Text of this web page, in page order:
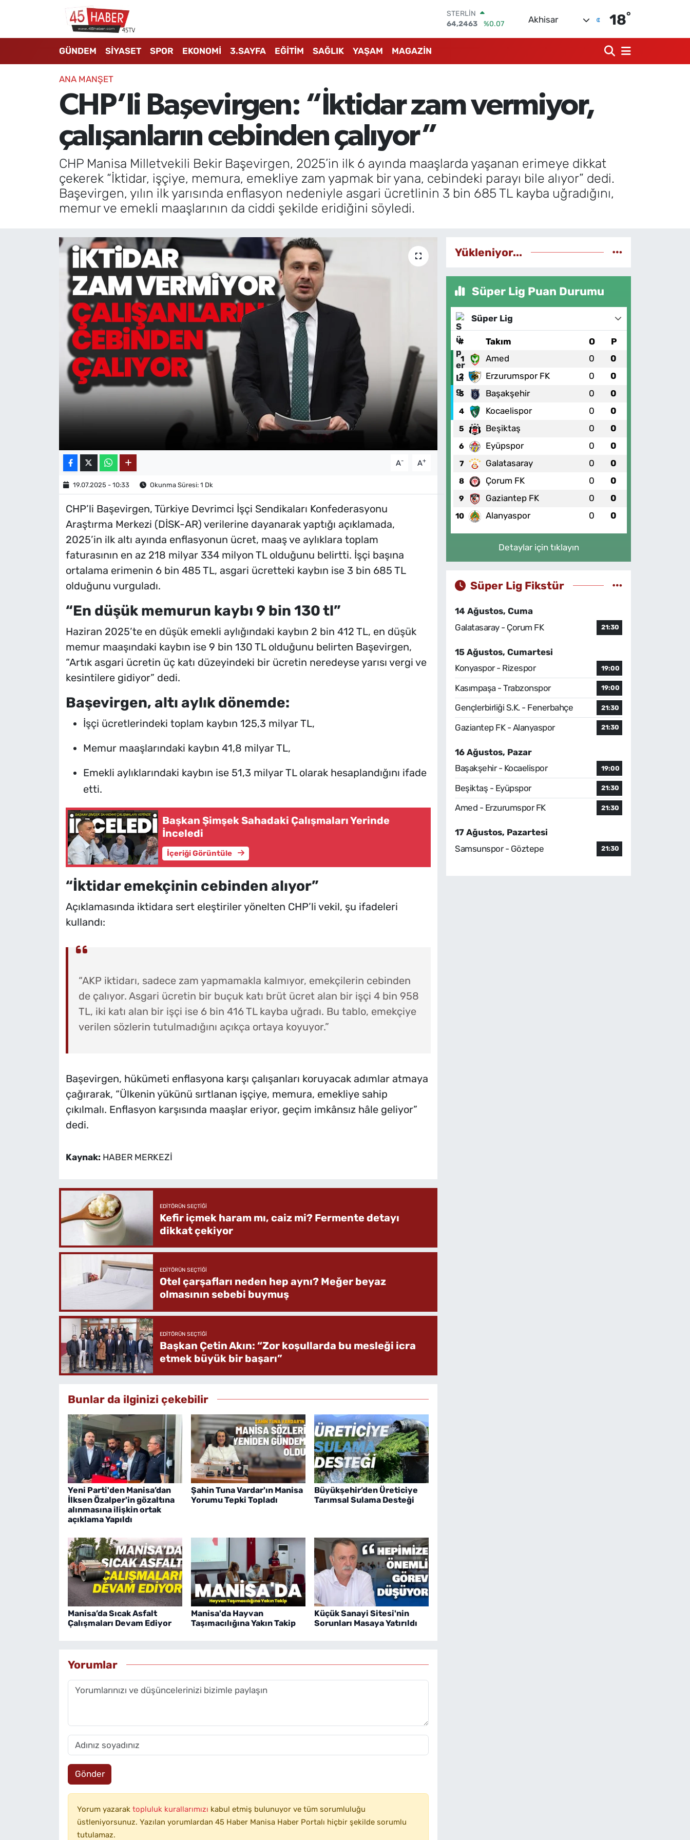
STERLİN
64,2463
%0.07
13.799
%70
47,7143
%0.16
EURO
Akhisar 18°
GÜNDEM SİYASET SPOR EKONOMİ 3.SAYFA EĞİTİM SAĞLIK YAŞAM MAGAZİN
ANA MANŞET
CHP’li Başevirgen: “İktidar zam vermiyor,
çalışanların cebinden çalıyor”
CHP Manisa Milletvekili Bekir Başevirgen, 2025’in ilk 6 ayında maaşlarda yaşanan erimeye dikkat
çekerek “İktidar, işçiye, memura, emekliye zam yapmak bir yana, cebindeki parayı bile alıyor” dedi.
Başevirgen, yılın ilk yarısında enflasyon nedeniyle asgari ücretlinin 3 bin 685 TL kayba uğradığını,
memur ve emekli maaşlarının da ciddi şekilde eridiğini söyledi.
A- A+
19.07.2025 - 10:33 Okunma Süresi: 1 Dk
CHP’li Başevirgen, Türkiye Devrimci İşçi Sendikaları Konfederasyonu
Araştırma Merkezi (DİSK-AR) verilerine dayanarak yaptığı açıklamada,
2025’in ilk altı ayında enflasyonun ücret, maaş ve aylıklara toplam
faturasının en az 218 milyar 334 milyon TL olduğunu belirtti. İşçi başına
ortalama erimenin 6 bin 485 TL, asgari ücretteki kaybın ise 3 bin 685 TL
olduğunu vurguladı.
“En düşük memurun kaybı 9 bin 130 tl”
Haziran 2025’te en düşük emekli aylığındaki kaybın 2 bin 412 TL, en düşük
memur maaşındaki kaybın ise 9 bin 130 TL olduğunu belirten Başevirgen,
“Artık asgari ücretin üç katı düzeyindeki bir ücretin neredeyse yarısı vergi ve
kesintilere gidiyor” dedi.
Başevirgen, altı aylık dönemde:
İşçi ücretlerindeki toplam kaybın 125,3 milyar TL,
Memur maaşlarındaki kaybın 41,8 milyar TL,
Emekli aylıklarındaki kaybın ise 51,3 milyar TL olarak hesaplandığını ifade
etti.
Başkan Şimşek Sahadaki Çalışmaları Yerinde
İnceledi
İçeriği Görüntüle
“İktidar emekçinin cebinden alıyor”
Açıklamasında iktidara sert eleştiriler yönelten CHP’li vekil, şu ifadeleri
kullandı:
“AKP iktidarı, sadece zam yapmamakla kalmıyor, emekçilerin cebinden
de çalıyor. Asgari ücretin bir buçuk katı brüt ücret alan bir işçi 4 bin 958
TL, iki katı alan bir işçi ise 6 bin 416 TL kayba uğradı. Bu tablo, emekçiye
verilen sözlerin tutulmadığını açıkça ortaya koyuyor.”
Başevirgen, hükümeti enflasyona karşı çalışanları koruyacak adımlar atmaya
çağırarak, “Ülkenin yükünü sırtlanan işçiye, memura, emekliye sahip
çıkılmalı. Enflasyon karşısında maaşlar eriyor, geçim imkânsız hâle geliyor”
dedi.
Kaynak: HABER MERKEZİ
EDITÖRÜN SEÇTIĞI
Kefir içmek haram mı, caiz mi? Fermente detayı
dikkat çekiyor
EDITÖRÜN SEÇTIĞI
Otel çarşafları neden hep aynı? Meğer beyaz
olmasının sebebi buymuş
EDITÖRÜN SEÇTIĞI
Başkan Çetin Akın: “Zor koşullarda bu mesleği icra
etmek büyük bir başarı”
Bunlar da ilginizi çekebilir
Yeni Parti'den Manisa’dan
İlksen Özalper'in gözaltına
alınmasına ilişkin ortak
açıklama Yapıldı
Şahin Tuna Vardar'ın Manisa
Yorumu Tepki Topladı
Büyükşehir’den Üreticiye
Tarımsal Sulama Desteği
Manisa’da Sıcak Asfalt
Çalışmaları Devam Ediyor
Manisa'da Hayvan
Taşımacılığına Yakın Takip
Küçük Sanayi Sitesi'nin
Sorunları Masaya Yatırıldı
Yorumlar
Gönder
Yorum yazarak topluluk kurallarımızı kabul etmiş bulunuyor ve tüm sorumluluğu
üstleniyorsunuz. Yazılan yorumlardan 45 Haber Manisa Haber Portalı hiçbir şekilde sorumlu
tutulamaz.
Yükleniyor...
Süper Lig Puan Durumu
Süper Lig
# Takım O P
1 Amed 0 0
2 Erzurumspor FK 0 0
3 Başakşehir 0 0
4 Kocaelispor 0 0
5 Beşiktaş 0 0
6 Eyüpspor 0 0
7 Galatasaray 0 0
8 Çorum FK 0 0
9 Gaziantep FK 0 0
10 Alanyaspor 0 0
Detaylar için tıklayın
Süper Lig Fikstür
14 Ağustos, Cuma
Galatasaray - Çorum FK
21:30
15 Ağustos, Cumartesi
Konyaspor - Rizespor
19:00
Kasımpaşa - Trabzonspor 19:00
Gençlerbirliği S.K. - Fenerbahçe 21:30
Gaziantep FK - Alanyaspor 21:30
16 Ağustos, Pazar
Başakşehir - Kocaelispor
19:00
Beşiktaş - Eyüpspor 21:30
Amed - Erzurumspor FK 21:30
17 Ağustos, Pazartesi
Samsunspor - Göztepe
21:30
GÜNDEM
SİYASET
EKONOMİ
3.SAYFA
EĞİTİM
SAĞLIK
MAGAZİN
Manisa Nöbetçi Eczaneler
Manisa Hava Durumu
Manisa Namaz Vakitleri
Manisa Trafik Yoğunluk Haritası
Süper Lig Puan Durumu ve Fikstür
Tüm Manşetler
Son Dakika Haberleri